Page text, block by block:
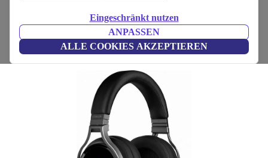
Eingeschränkt nutzen
ANPASSEN
ALLE COOKIES AKZEPTIEREN
Corsair Virtuoso RGB Wireless
Carbon
(Bewertungen werden gesammelt)